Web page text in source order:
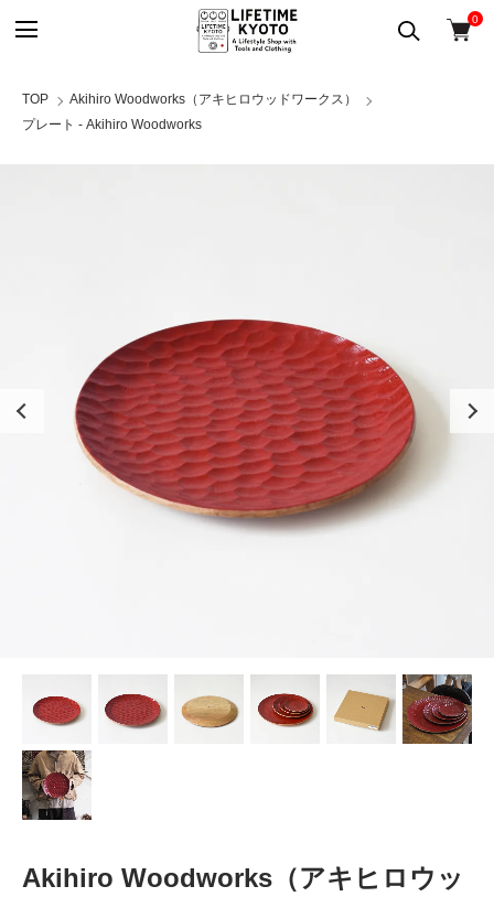
0
TOP
Akihiro Woodworks（アキヒロウッドワークス）
プレート - Akihiro Woodworks
Akihiro Woodworks（アキヒロウッ